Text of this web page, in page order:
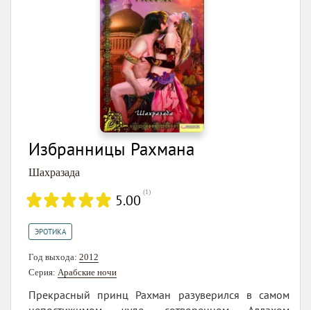
Избранницы Рахмана
Шахразада
5.00 (1)
ЭРОТИКА
Год выхода: 2012
Серия: Арабские ночи
Прекрасный принц Рахман разуверился в самом